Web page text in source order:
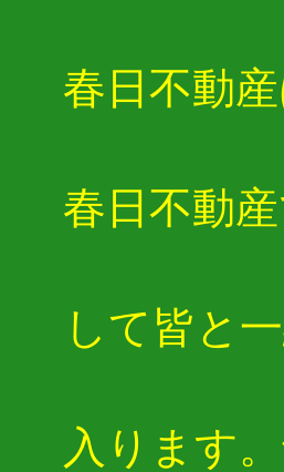
春日不動
春日不動
して皆と
入ります